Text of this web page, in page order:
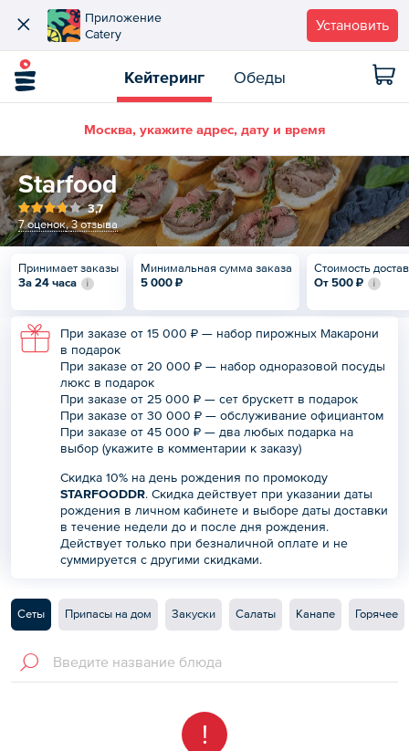
Приложение
Catery
Установить
Кейтеринг Обеды
Москва, укажите адрес, дату и время
Starfood
3,7
7 оценок,3 отзыва
Принимает заказы
За 24 часа
Минимальная сумма заказа
5 000 ₽
Стоимость
От 500 ₽
При заказе от 15 000 ₽ — набор пирожных Макарони
в подарок
При заказе от 20 000 ₽ — набор одноразовой посуды
люкс в подарок
При заказе от 25 000 ₽ — сет брускетт в подарок
При заказе от 30 000 ₽ — обслуживание официантом
При заказе от 45 000 ₽ — два любых подарка на
выбор (укажите в комментарии к заказу)
Скидка 10% на день рождения по промокоду
STARFOODDR. Скидка действует при указании даты
рождения в личном кабинете и выборе даты доставки
в течение недели до и после дня рождения.
Действует только при безналичной оплате и не
суммируется с другими скидками.
Сеты Припасы на дом Закуски Салаты Канапе Горячее
!